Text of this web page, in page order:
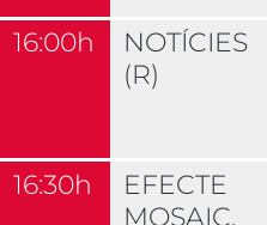
16:00h
NOTÍCIES
(R)
16:30h
EFECTE
MOSAIC.